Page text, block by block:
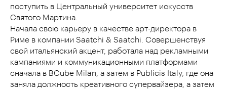
поступить в Центральный университет искусств
Святого Мартина.
Начала свою карьеру в качестве арт-директора в
Риме в компании Saatchi & Saatchi. Совершенствуя
свой итальянский акцент, работала над рекламными
кампаниями и коммуникационными платформами
сначала в BCube Milan, а затем в Publicis Italy, где она
заняла должность креативного супервайзера, а затем